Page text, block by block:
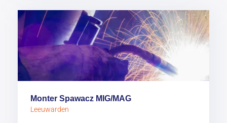
Monter Spawacz MIG/MAG
Leeuwarden